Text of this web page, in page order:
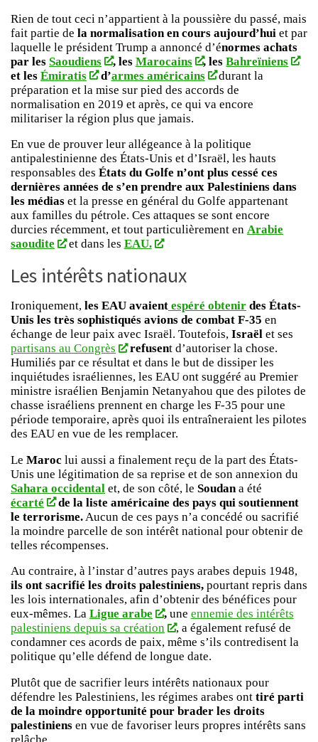
Rien de tout ceci n’appartient à la poussière du passé, mais
fait partie de la normalisation en cours aujourd’hui et par
laquelle le président Trump a annoncé d’énormes achats
par les Saoudiens , les Marocains , lesBahreïniens
et les Émiratis d’armes américains
durant la
préparation et la mise sur pied des accords de
normalisation en 2019 et après, ce qui va encore
militariser la région plus que jamais.
En vue de prouver leur allégeance à la politique
antipalestinienne des États-Unis et d’Israël, les hauts
responsables des États du Golfe n’ont plus cessé ces
dernières années de s’en prendre aux Palestiniens dans
les médias et la presse en général du Golfe appartenant
aux familles du pétrole. Ces attaques se sont encore
durcies récemment, et tout particulièrement en Arabie
saoudite
et dans les EAU.
Les intérêts nationaux
Ironiquement, les EAU avaient espéré obtenir des États-
Unis les très sophistiqués avions de combat F-35 en
échange de leur paix avec Israël. Toutefois, Israël et ses
partisans au Congrès
refusent d’autoriser la chose.
Humiliés par ce résultat et dans le but de dissiper les
inquiétudes israéliennes, les EAU ont suggéré au Premier
ministre israélien Benjamin Netanyahou que des pilotes de
chasse israéliens prennent en charge les F-35 pour une
période temporaire, après quoi ils entraîneraient les pilotes
des EAU en vue de les remplacer.
Le Maroc lui aussi a finalement reçu de la part des États-
Unis une légitimation de sa reprise et de son annexion du
Sahara occidental et, de son côté, le Soudan a été
écarté
de la liste américaine des pays qui soutiennent
le terrorisme. Aucun de ces pays n’a concédé ou sacrifié
la moindre parcelle de son intérêt national pour obtenir de
telles récompenses.
Au contraire, à l’instar d’autres pays arabes depuis 1948,
ils ont sacrifié les droits palestiniens, pourtant repris dans
les lois internationales, afin d’obtenir des bénéfices pour
eux-mêmes. La Ligue arabe ,une ennemie des intérêts
palestiniens depuis sa création
, a également refusé de
condamner ces acords de paix, même s’ils contredisent la
politique qu’elle défend de longue date.
Plutôt que de sacrifier leurs intérêts nationaux pour
défendre les Palestiniens, les régimes arabes ont tiré parti
de la moindre opportunité pour brader les droits
palestiniens en vue de favoriser leurs propres intérêts sans